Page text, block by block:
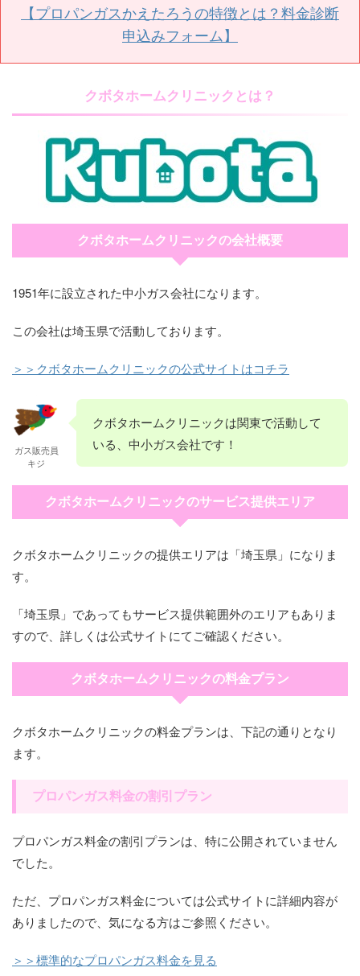
【プロパンガスかえたろうの特徴とは？料金診断
申込みフォーム】
クボタホームクリニックとは？
クボタホームクリニックの会社概要
1951年に設立された中小ガス会社になります。
この会社は埼玉県で活動しております。
＞＞クボタホームクリニックの公式サイトはコチラ
ガス販売員
キジ
クボタホームクリニックは関東で活動して
いる、中小ガス会社です！
クボタホームクリニックのサービス提供エリア
クボタホームクリニックの提供エリアは「埼玉県」になりま
す。
「埼玉県」であってもサービス提供範囲外のエリアもありま
すので、詳しくは公式サイトにてご確認ください。
クボタホームクリニックの料金プラン
クボタホームクリニックの料金プランは、下記の通りとなり
ます。
プロパンガス料金の割引プラン
プロパンガス料金の割引プランは、特に公開されていません
でした。
ただ、プロパンガス料金については公式サイトに詳細内容が
ありましたので、気になる方はご参照ください。
＞＞標準的なプロパンガス料金を見る